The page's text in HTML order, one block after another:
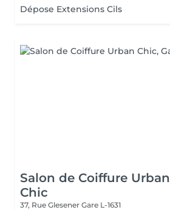
Dépose Extensions Cils
Salon de Coiffure Urban
Chic
37, Rue Glesener Gare L-1631